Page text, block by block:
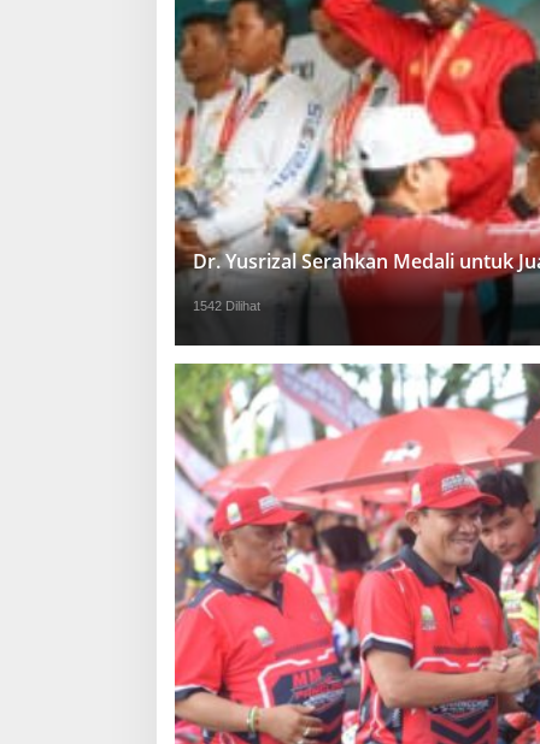
Dr. Yusrizal Serahkan Medali untuk
1542 Dilihat